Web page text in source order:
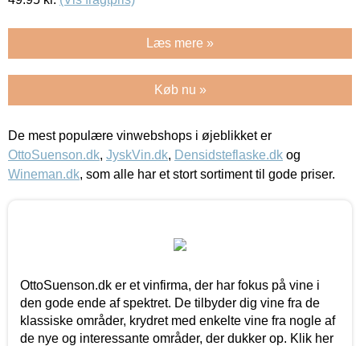
Læs mere »
Køb nu »
De mest populære vinwebshops i øjeblikket er
OttoSuenson.dk, JyskVin.dk, Densidsteflaske.dk og
Wineman.dk, som alle har et stort sortiment til gode priser.
OttoSuenson.dk er et vinfirma, der har fokus på vine i
den gode ende af spektret. De tilbyder dig vine fra de
klassiske områder, krydret med enkelte vine fra nogle af
de nye og interessante områder, der dukker op. Klik her